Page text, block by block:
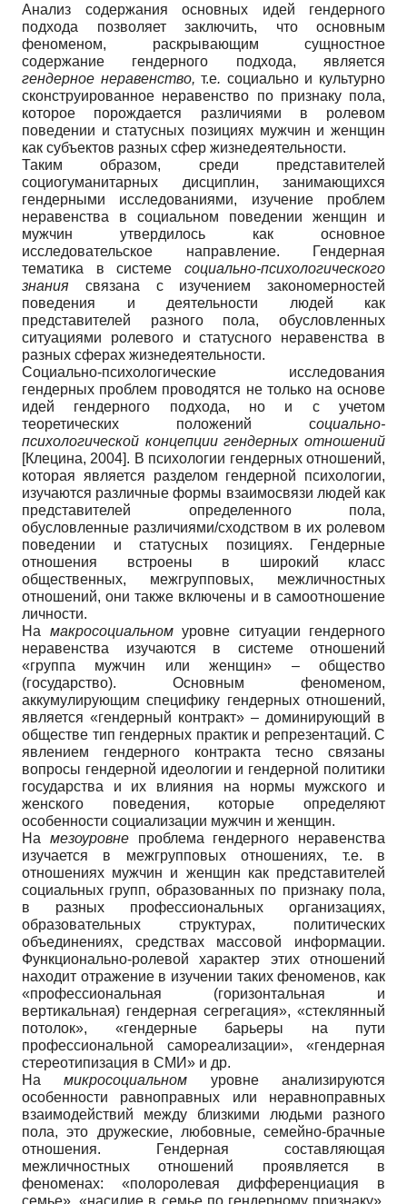
Анализ содержания основных идей гендерного
подхода позволяет заключить, что основным
феноменом, раскрывающим сущностное
содержание гендерного подхода, является
гендерное неравенство,т.е. социально и культурно
сконструированное неравенство по признаку пола,
которое порождается различиями в ролевом
поведении и статусных позициях мужчин и женщин
как субъектов разных сфер жизнедеятельности.
Таким образом, среди представителей
социогуманитарных дисциплин, занимающихся
гендерными исследованиями, изучение проблем
неравенства в социальном поведении женщин и
мужчин утвердилось как основное
исследовательское направление. Гендерная
тематика в системе социально-психологического
знания связана с изучением закономерностей
поведения и деятельности людей как
представителей разного пола, обусловленных
ситуациями ролевого и статусного неравенства в
разных сферах жизнедеятельности.
Социально-психологические исследования
гендерных проблем проводятся не только на основе
идей гендерного подхода, но и с учетом
теоретических положений социально-
психологической концепции гендерных отношений
[Клецина, 2004]. В психологии гендерных отношений,
которая является разделом гендерной психологии,
изучаются различные формы взаимосвязи людей как
представителей определенного пола,
обусловленные различиями/сходством в их ролевом
поведении и статусных позициях. Гендерные
отношения встроены в широкий класс
общественных, межгрупповых, межличностных
отношений, они также включены и в самоотношение
личности.
На макросоциальном уровне ситуации гендерного
неравенства изучаются в системе отношений
«группа мужчин или женщин» – общество
(государство). Основным феноменом,
аккумулирующим специфику гендерных отношений,
является «гендерный контракт» – доминирующий в
обществе тип гендерных практик и репрезентаций. С
явлением гендерного контракта тесно связаны
вопросы гендерной идеологии и гендерной политики
государства и их влияния на нормы мужского и
женского поведения, которые определяют
особенности социализации мужчин и женщин.
На мезоуровнепроблема гендерного неравенства
изучается в межгрупповых отношениях, т.е. в
отношениях мужчин и женщин как представителей
социальных групп, образованных по признаку пола,
в разных профессиональных организациях,
образовательных структурах, политических
объединениях, средствах массовой информации.
Функционально-ролевой характер этих отношений
находит отражение в изучении таких феноменов, как
«профессиональная (горизонтальная и
вертикальная) гендерная сегрегация», «стеклянный
потолок», «гендерные барьеры на пути
профессиональной самореализации», «гендерная
стереотипизация в СМИ» и др.
Намикросоциальном уровне анализируются
особенности равноправных или неравноправных
взаимодействий между близкими людьми разного
пола, это дружеские, любовные, семейно-брачные
отношения. Гендерная составляющая
межличностных отношений проявляется в
феноменах: «полоролевая дифференциация в
семье», «насилие в семье по гендерному признаку»,